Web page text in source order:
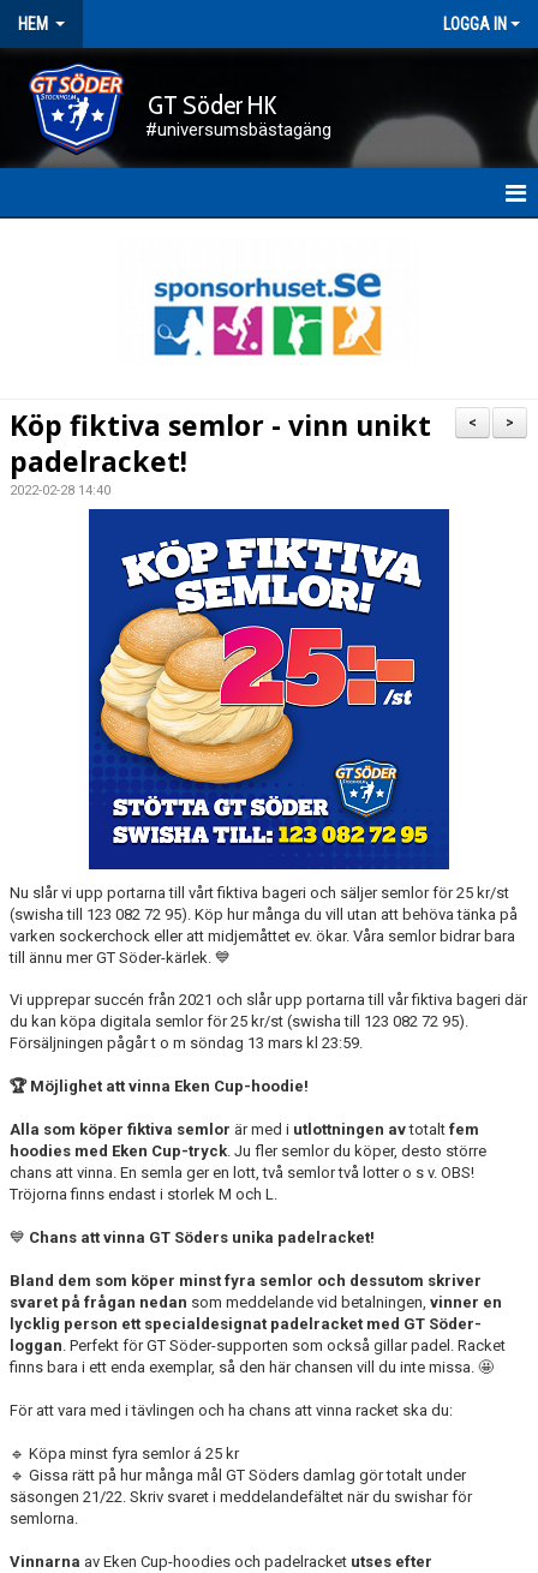
HEM LOGGA IN
GT Söder HK
#universumsbästagäng
KONTAKT
>
<
Köp fiktiva semlor - vinn unikt
padelracket!
2022-02-28 14:40
Nu slår vi upp portarna till vårt fiktiva bageri och säljer semlor för 25 kr/st
(swisha till 123 082 72 95). Köp hur många du vill utan att behöva tänka på
varken sockerchock eller att midjemåttet ev. ökar. Våra semlor bidrar bara
till ännu mer GT Söder-kärlek. 💙
Vi upprepar succén från 2021 och slår upp portarna till vår fiktiva bageri där
du kan köpa digitala semlor för 25 kr/st (swisha till 123 082 72 95).
Försäljningen pågår t o m söndag 13 mars kl 23:59.
🏆 Möjlighet att vinna Eken Cup-hoodie!
Alla som köper fiktiva semlor är med i utlottningen avtotalt fem
hoodies med Eken Cup-tryck. Ju fler semlor du köper, desto större
chans att vinna. En semla ger en lott, två semlor två lotter o s v. OBS!
Tröjorna finns endast i storlek M och L.
💙 Chans att vinna GT Söders unika padelracket!
Bland dem som köper minst fyra semlor och dessutom skriver
svaret på frågan nedan som meddelande vid betalningen, vinner en
lycklig person ett specialdesignat padelracket med GT Söder-
loggan. Perfekt för GT Söder-supporten som också gillar padel. Racket
finns bara i ett enda exemplar, så den här chansen vill du inte missa. 🤩
För att vara med i tävlingen och ha chans att vinna racket ska du:
🔹 Köpa minst fyra semlor á 25 kr
🔹 Gissa rätt på hur många mål GT Söders damlag gör totalt under
säsongen 21/22. Skriv svaret i meddelandefältet när du swishar för
semlorna.
Vinnarna av Eken Cup-hoodies och padelracket utses efter